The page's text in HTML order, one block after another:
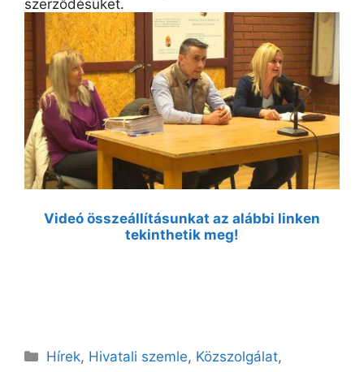
szerződésüket.
Videó összeállításunkat az alábbi linken
tekinthetik meg!
Kategória
Hírek, Hivatali szemle, Közszolgálat,